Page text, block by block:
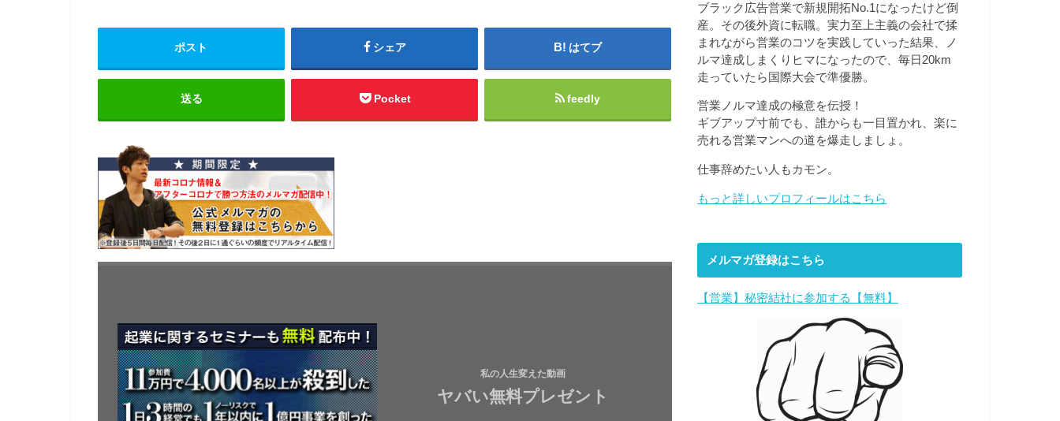
ポスト シェア はてブ
送る Pocket feedly
私の人生変えた動画
ヤバい無料プレゼント
ブラック広告営業で新規開拓No.1になったけど倒
産。その後外資に転職。実力至上主義の会社で揉
まれながら営業のコツを実践していった結果、ノ
ルマ達成しまくりヒマになったので、毎日20km
走っていたら国際大会で準優勝。
営業ノルマ達成の極意を伝授！
ギブアップ寸前でも、誰からも一目置かれ、楽に
売れる営業マンへの道を爆走しましょ。
仕事辞めたい人もカモン。
もっと詳しいプロフィールはこちら
メルマガ登録はこちら
【営業】秘密結社に参加する【無料】